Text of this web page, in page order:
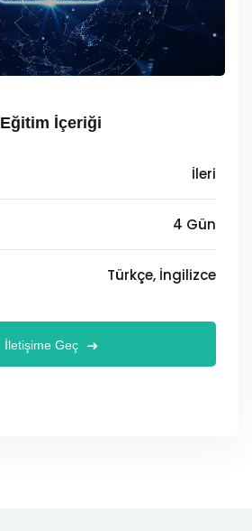
Eğitim İçeriği
İleri
4 Gün
Türkçe, İngilizce
İletişime Geç